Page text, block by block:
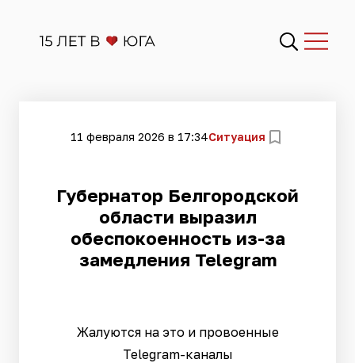
11 февраля 2026 в 17:34Ситуация
Губернатор Белгородской
области выразил
обеспокоенность из-за
замедления Telegram
Жалуются на это и провоенные
Telegram-каналы